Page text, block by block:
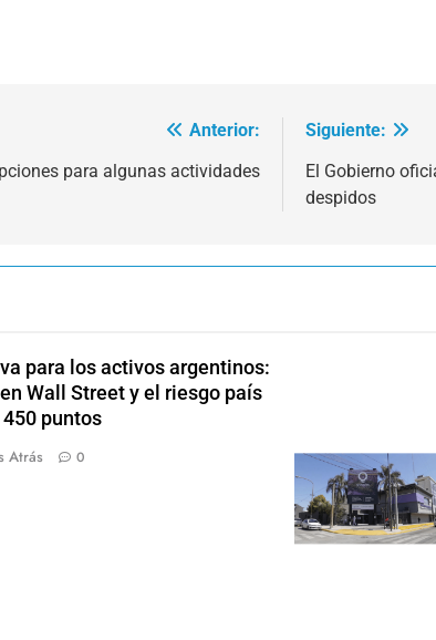
Anterior:
para algunas actividades
Siguiente:
El Gobierno
despidos
para los activos argentinos:
Wall Street y el riesgo país
puntos
Atrás 0